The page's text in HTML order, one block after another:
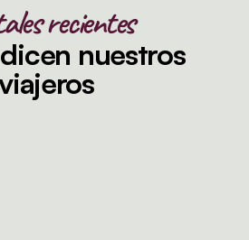
recientes
nuestros